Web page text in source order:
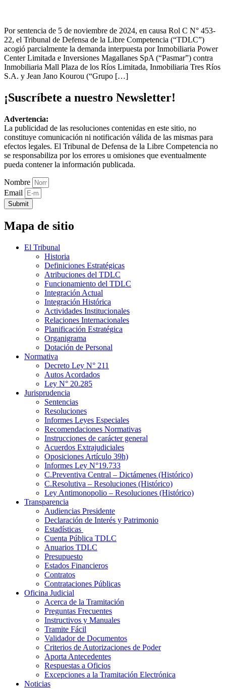
Por sentencia de 5 de noviembre de 2024, en causa Rol C N° 453-
22, el Tribunal de Defensa de la Libre Competencia (“TDLC”)
acogió parcialmente la demanda interpuesta por Inmobiliaria Power
Center Limitada e Inversiones Magallanes SpA (“Pasmar”) contra
Inmobiliaria Mall Plaza de los Ríos Limitada, Inmobiliaria Tres Ríos
S.A. y Jean Jano Kourou (“Grupo […]
¡Suscríbete a nuestro Newsletter!
Advertencia:
La publicidad de las resoluciones contenidas en este sitio, no
constituye comunicación ni notificación válida de las mismas para
efectos legales. El Tribunal de Defensa de la Libre Competencia no
se responsabiliza por los errores u omisiones que eventualmente
pueda contener la información publicada.
Nombre
Email
Submit
Mapa de sitio
El Tribunal
Historia
Definiciones Estratégicas
Atribuciones del TDLC
Funcionamiento del TDLC
Integración Actual
Integración Histórica
Actividades Institucionales
Relaciones Internacionales
Planificación Estratégica
Organigrama
Dotación de Personal
Normativa
Decreto Ley N° 211
Autos Acordados
Ley N° 20.285
Jurisprudencia
Sentencias
Resoluciones
Informes Leyes Especiales
Recomendaciones Normativas
Instrucciones de carácter general
Acuerdos Extrajudiciales
Oposiciones Artículo 39h)
Informes Ley N°19.733
C.Preventiva Central – Dictámenes (Histórico)
C.Resolutiva – Resoluciones (Histórico)
Ley Antimonopolio – Resoluciones (Histórico)
Transparencia
Audiencias Presidente
Declaración de Interés y Patrimonio
Estadísticas
Cuenta Pública TDLC
Anuarios TDLC
Presupuesto
Estados Financieros
Contratos
Contrataciones Públicas
Oficina Judicial
Acerca de la Tramitación
Preguntas Frecuentes
Instructivos y Manuales
Tramite Fácil
Validador de Documentos
Criterios de Autorizaciones de Poder
Aporta Antecedentes
Respuestas a Oficios
Excepciones a la Tramitación Electrónica
Noticias